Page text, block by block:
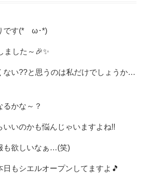
です(*ゝω･*)
ました～🎉✨
ない??と思うのは私だけでしょうか…
るかな～？
いいのかも悩んじゃいますよね!!
も欲しいなぁ…(笑)
日もシエルオープンしてますよ🎵